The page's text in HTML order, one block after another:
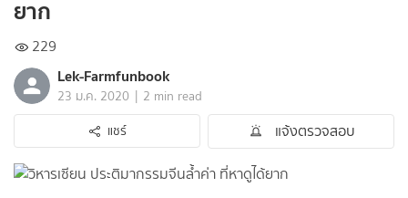
ยาก
229
Lek-Farmfunbook
23 ม.ค. 2020 | 2 min read
แชร์
แจ้งตรวจสอบ